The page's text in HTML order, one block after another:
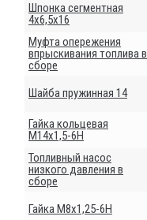
Шпонка сегментная
4х6,5х16
Муфта опережения
впрыскивания топлива в
сборе
Шайба пружинная 14
Гайка кольцевая
М14х1,5-6Н
Топливный насос
низкого давления в
сборе
Гайка М8х1,25-6Н